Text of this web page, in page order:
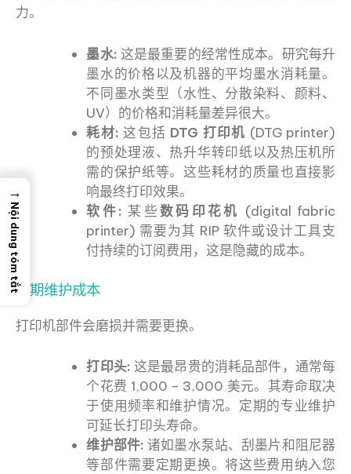
力。
墨水: 这是最重要的经常性成本。研究每升
墨水的价格以及机器的平均墨水消耗量。
不同墨水类型（水性、分散染料、颜料、
UV）的价格和消耗量差异很大。
耗材: 这包括 DTG 打印机 (DTG printer)
的预处理液、热升华转印纸以及热压机所
需的保护纸等。这些耗材的质量也直接影
响最终打印效果。
软件: 某些数码印花机 (digital fabric
printer) 需要为其 RIP 软件或设计工具支
付持续的订阅费用，这是隐藏的成本。
长期维护成本
打印机部件会磨损并需要更换。
打印头: 这是最昂贵的消耗品部件，通常每
个花费 1,000 – 3,000 美元。其寿命取决
于使用频率和维护情况。定期的专业维护
可延长打印头寿命。
维护部件: 诸如墨水泵站、刮墨片和阻尼器
等部件需要定期更换。将这些费用纳入您
→
Nội dung tóm tắt